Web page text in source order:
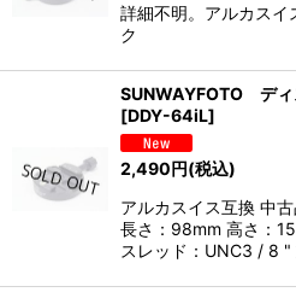
詳細不明。アルカス
ク
SUNWAYFOTO デ
[DDY-64iL]
2,490円(税込)
アルカスイス互換 中
長さ：98mm 高さ：
スレッド：UNC3 / 8